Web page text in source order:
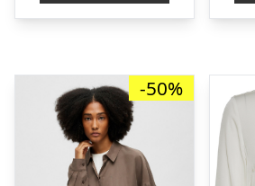
kr. 900,00.kr. 360,00.
-50%